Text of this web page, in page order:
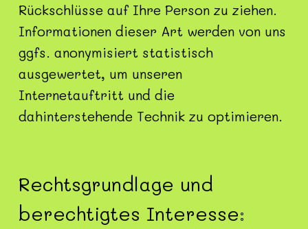
Rückschlüsse auf Ihre Person zu ziehen.
Informationen dieser Art werden von uns
ggfs. anonymisiert statistisch
ausgewertet, um unseren
Internetauftritt und die
dahinterstehende Technik zu optimieren.
Rechtsgrundlage und
berechtigtes Interesse: